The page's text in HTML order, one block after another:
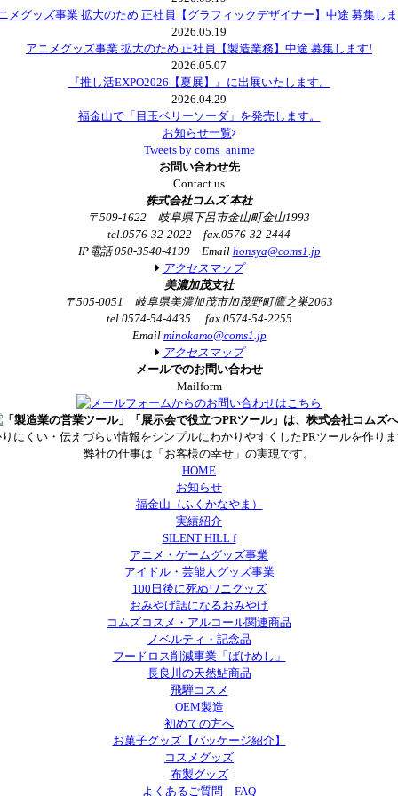
メグッズ事業 拡大のため 正社員【グラフィックデザイナー】中途 募集し
2026.05.19
アニメグッズ事業 拡大のため 正社員【製造業務】中途 募集します!
2026.05.07
『推し活EXPO2026【夏展】』に出展いたします。
2026.04.29
福金山で「目玉ベリーソーダ」を発売します。
お知らせ一覧
Tweets by coms_anime
お問い合わせ先
Contact us
株式会社コムズ 本社
〒509-1622 岐阜県下呂市金山町金山1993
tel.0576-32-2022 fax.0576-32-2444
IP電話 050-3540-4199 Email honsya@coms1.jp
アクセスマップ
美濃加茂支社
〒505-0051 岐阜県美濃加茂市加茂野町鷹之巣2063
tel.0574-54-4435 fax.0574-54-2255
Email minokamo@coms1.jp
アクセスマップ
メールでのお問い合わせ
Mailform
にくい・伝えづらい情報をシンプルにわかりやすくしたPRツールを作り
弊社の仕事は「お客様の幸せ」の実現です。
HOME
お知らせ
福金山（ふくかなやま）
実績紹介
SILENT HILL f
アニメ・ゲームグッズ事業
アイドル・芸能人グッズ事業
100日後に死ぬワニグッズ
おみやげ話になるおみやげ
コムズコスメ・アルコール関連商品
ノベルティ・記念品
フードロス削減事業「ばけめし」
長良川の天然鮎商品
飛騨コスメ
OEM製造
初めての方へ
お菓子グッズ【パッケージ紹介】
コスメグッズ
布製グッズ
よくあるご質問 FAQ